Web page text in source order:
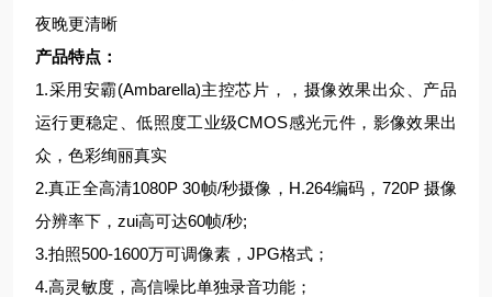
夜晚更清晰
产品特点：
1.采用安霸(Ambarella)主控芯片，，摄像效果出众、产品
运行更稳定、低照度工业级CMOS感光元件，影像效果出
众，色彩绚丽真实
2.真正全高清1080P 30帧/秒摄像，H.264编码，720P 摄像
分辨率下，zui高可达60帧/秒;
3.拍照500-1600万可调像素，JPG格式；
4.高灵敏度，高信噪比单独录音功能；